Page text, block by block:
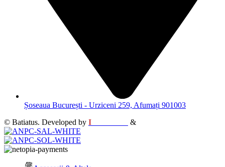
Șoseaua București - Urziceni 259, Afumați 901003
© Batiatus. Developed by I &